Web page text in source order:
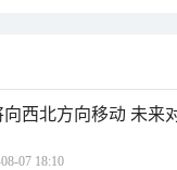
向西北方向移动 未来
07 18:10